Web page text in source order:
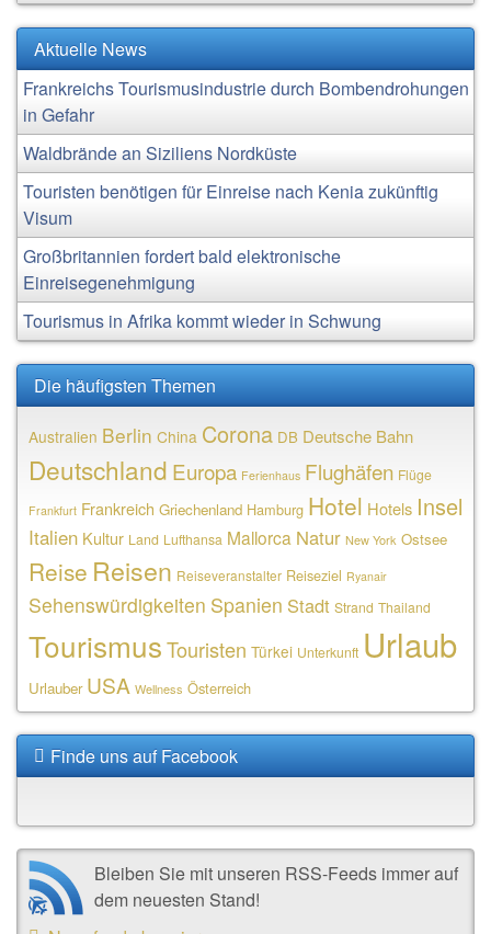
Aktuelle News
Frankreichs Tourismusindustrie durch Bombendrohungen
in Gefahr
Waldbrände an Siziliens Nordküste
Touristen benötigen für Einreise nach Kenia zukünftig
Visum
Großbritannien fordert bald elektronische
Einreisegenehmigung
Tourismus in Afrika kommt wieder in Schwung
Die häufigsten Themen
Australien Berlin China Corona DB Deutsche Bahn
Deutschland Europa Ferienhaus Flughäfen Flüge
Frankfurt Frankreich Griechenland Hamburg Hotel Hotels Insel
Italien Kultur Land Lufthansa Mallorca Natur New York Ostsee
Reise Reisen Reiseveranstalter Reiseziel Ryanair
Sehenswürdigkeiten Spanien Stadt Strand Thailand
TourismusTouristen Türkei Unterkunft Urlaub
Urlauber USA Wellness Österreich
Finde uns auf Facebook
Bleiben Sie mit unseren RSS-Feeds immer auf
dem neuesten Stand!